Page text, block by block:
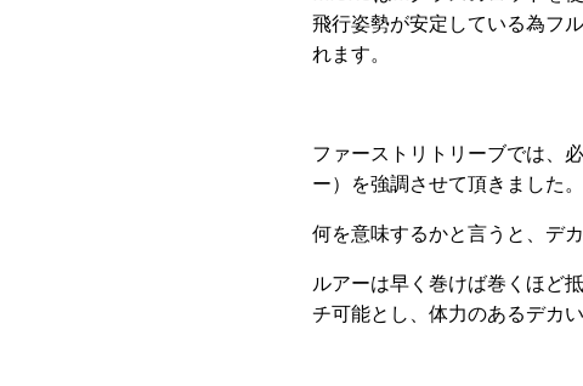
飛行姿勢が安定している為フ
れます。
ファーストリトリーブでは、
ー）を強調させて頂きました。
何を意味するかと言うと、デ
ルアーは早く巻けば巻くほど
チ可能とし、体力のあるデカ